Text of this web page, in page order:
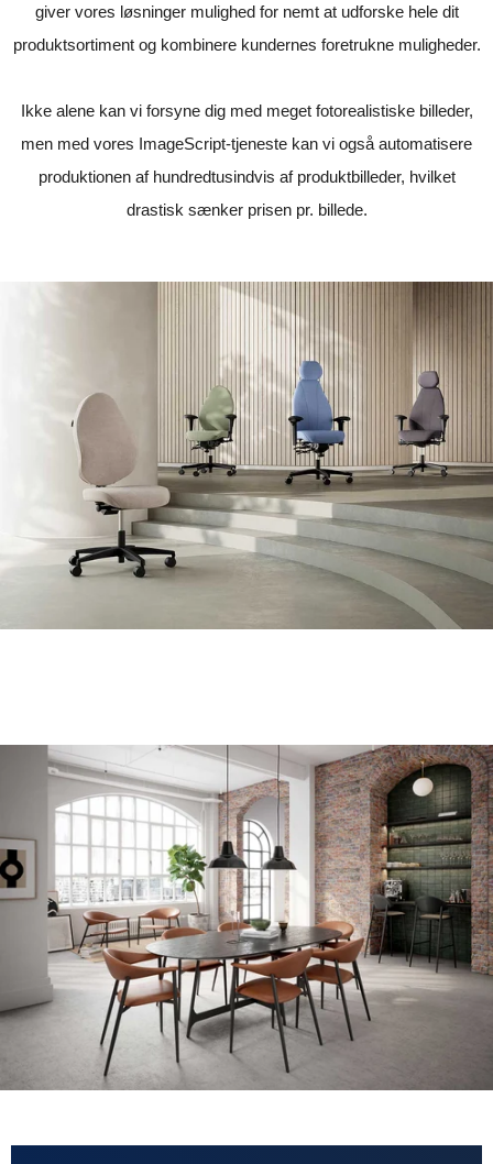
giver vores løsninger mulighed for nemt at udforske hele dit
produktsortiment og kombinere kundernes foretrukne muligheder.
Ikke alene kan vi forsyne dig med meget fotorealistiske billeder,
men med vores ImageScript-tjeneste kan vi også automatisere
produktionen af ​​hundredtusindvis af produktbilleder, hvilket
drastisk sænker prisen pr. billede.